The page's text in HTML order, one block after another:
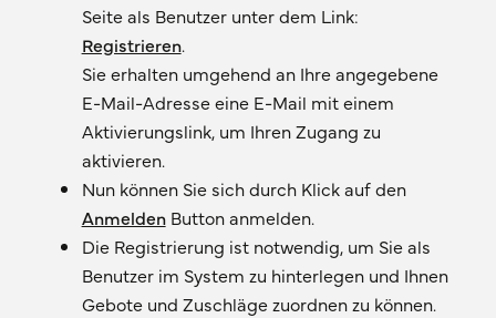
Seite als Benutzer unter dem Link:
Registrieren.
Sie erhalten umgehend an Ihre angegebene
E-Mail-Adresse eine E-Mail mit einem
Aktivierungslink, um Ihren Zugang zu
aktivieren.
Nun können Sie sich durch Klick auf den
AnmeldenButton anmelden.
Die Registrierung ist notwendig, um Sie als
Benutzer im System zu hinterlegen und Ihnen
Gebote und Zuschläge zuordnen zu können.